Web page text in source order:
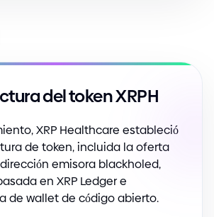
del token XRPH
XRP Healthcare estableció
de token, incluida la oferta
dirección emisora blackholed,
en XRP Ledger e
de wallet de código abierto.